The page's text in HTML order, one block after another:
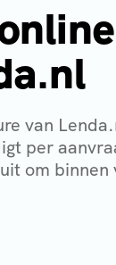
van
per
om